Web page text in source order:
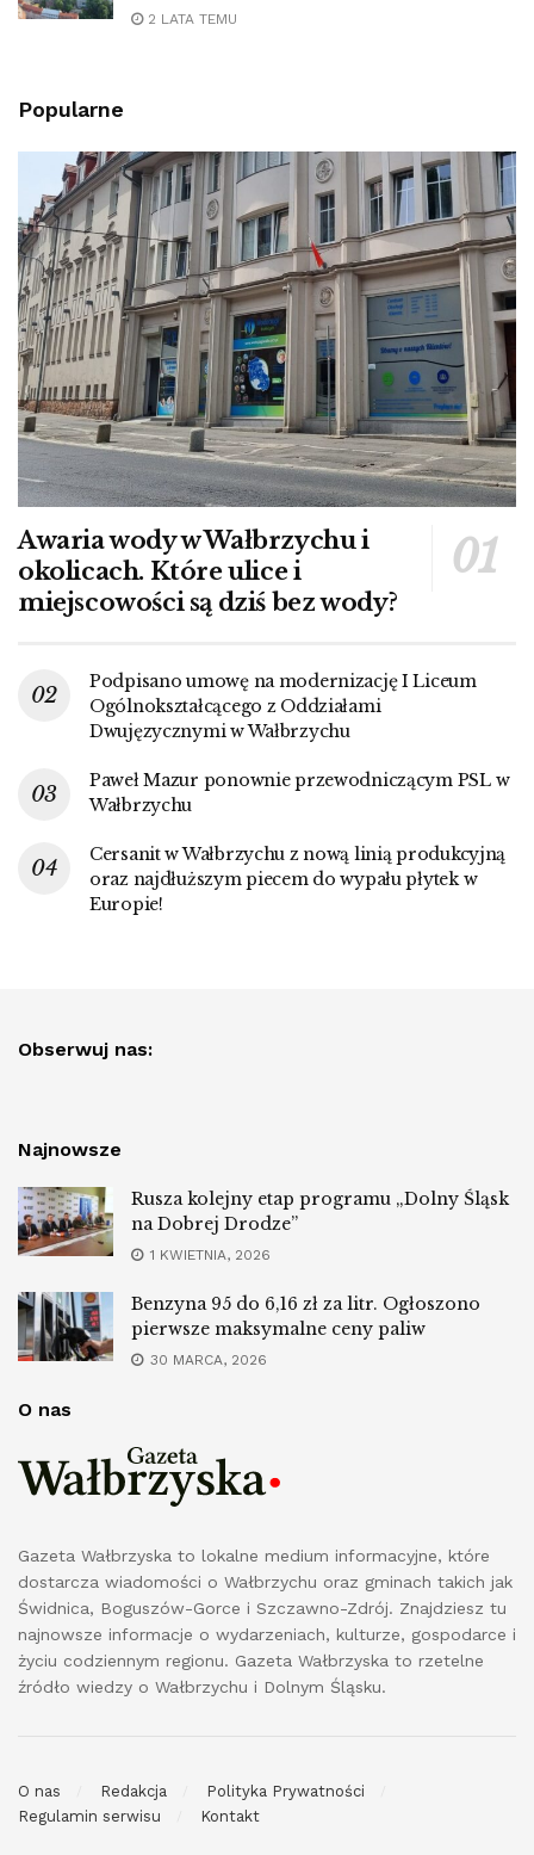
2 LATA TEMU
Popularne
Awaria wody w Wałbrzychu i
okolicach. Które ulice i
miejscowości są dziś bez wody?
Podpisano umowę na modernizację I Liceum
Ogólnokształcącego z Oddziałami
Dwujęzycznymi w Wałbrzychu
Paweł Mazur ponownie przewodniczącym PSL w
Wałbrzychu
Cersanit w Wałbrzychu z nową linią produkcyjną
oraz najdłuższym piecem do wypału płytek w
Europie!
Obserwuj nas:
Najnowsze
Rusza kolejny etap programu „Dolny Śląsk
na Dobrej Drodze”
1 KWIETNIA, 2026
Benzyna 95 do 6,16 zł za litr. Ogłoszono
pierwsze maksymalne ceny paliw
30 MARCA, 2026
O nas
Gazeta Wałbrzyska to lokalne medium informacyjne, które
dostarcza wiadomości o Wałbrzychu oraz gminach takich jak
Świdnica, Boguszów-Gorce i Szczawno-Zdrój. Znajdziesz tu
najnowsze informacje o wydarzeniach, kulturze, gospodarce i
życiu codziennym regionu. Gazeta Wałbrzyska to rzetelne
źródło wiedzy o Wałbrzychu i Dolnym Śląsku.
O nas Redakcja
Polityka Prywatności
Regulamin serwisu
Kontakt